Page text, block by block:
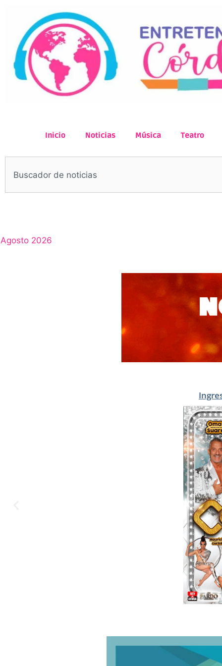
Inicio Noticias Música Teatro
Agosto 2026